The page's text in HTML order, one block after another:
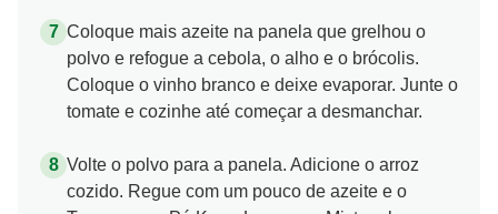
Coloque mais azeite na panela que grelhou o
polvo e refogue a cebola, o alho e o brócolis.
Coloque o vinho branco e deixe evaporar. Junte o
tomate e cozinhe até começar a desmanchar.
Volte o polvo para a panela. Adicione o arroz
cozido. Regue com um pouco de azeite e o